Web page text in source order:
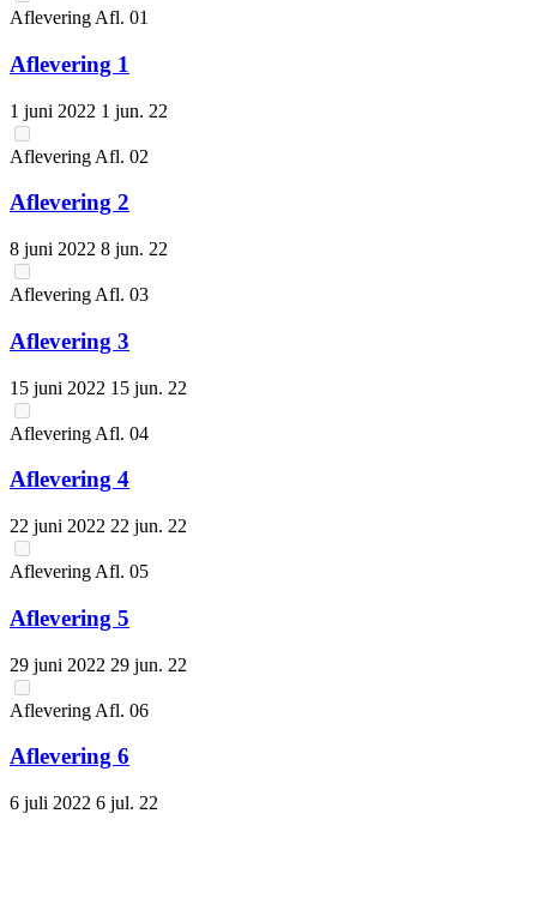
Aflevering Afl. 01
Aflevering 1
1 juni 2022 1 jun. 22
Aflevering Afl. 02
Aflevering 2
8 juni 2022 8 jun. 22
Aflevering Afl. 03
Aflevering 3
15 juni 2022 15 jun. 22
Aflevering Afl. 04
Aflevering 4
22 juni 2022 22 jun. 22
Aflevering Afl. 05
Aflevering 5
29 juni 2022 29 jun. 22
Aflevering Afl. 06
Aflevering 6
6 juli 2022 6 jul. 22